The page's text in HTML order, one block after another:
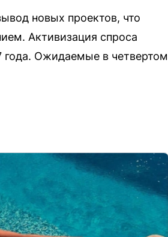
новых проектов, что
Активизация спроса
года. Ожидаемые в четвертом